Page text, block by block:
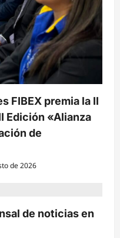
FIBEX premia la II
Edición «Alianza
de
de 2026
de noticias en